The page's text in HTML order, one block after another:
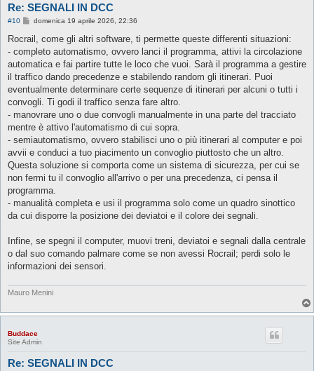
Re: SEGNALI IN DCC
#10
M
s
a
g
i
o
domenica 19 aprile 2026, 22:36
Rocrail, come gli altri software, ti permette queste differenti situazioni:
- completo automatismo, ovvero lanci il programma, attivi la circolazione
automatica e fai partire tutte le loco che vuoi. Sarà il programma a gestire
il traffico dando precedenze e stabilendo random gli itinerari. Puoi
eventualmente determinare certe sequenze di itinerari per alcuni o tutti i
convogli. Ti godi il traffico senza fare altro.
- manovrare uno o due convogli manualmente in una parte del tracciato
mentre è attivo l'automatismo di cui sopra.
- semiautomatismo, ovvero stabilisci uno o più itinerari al computer e poi
avvii e conduci a tuo piacimento un convoglio piuttosto che un altro.
Questa soluzione si comporta come un sistema di sicurezza, per cui se
non fermi tu il convoglio all'arrivo o per una precedenza, ci pensa il
programma.
- manualità completa e usi il programma solo come un quadro sinottico
da cui disporre la posizione dei deviatoi e il colore dei segnali.
Infine, se spegni il computer, muovi treni, deviatoi e segnali dalla centrale
o dal suo comando palmare come se non avessi Rocrail; perdi solo le
informazioni dei sensori.
Mauro Menini
Buddace
Site Admin
Re: SEGNALI IN DCC